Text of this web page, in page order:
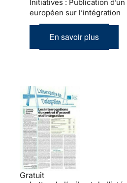
Initiatives : Publication
européen sur l’intégration
En savoir plus
Gratuit